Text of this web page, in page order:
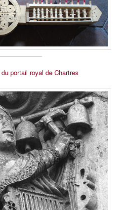
portail royal de Chartres